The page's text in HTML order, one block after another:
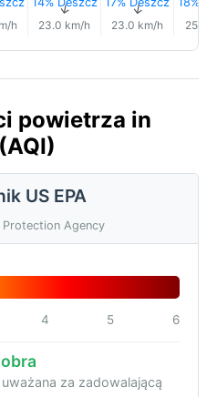
h
↑
23.0 km/h
↑
23.0 km/h 25.0
powietrza in
US EPA
Protection Agency
4 5 6
za zadowalającą